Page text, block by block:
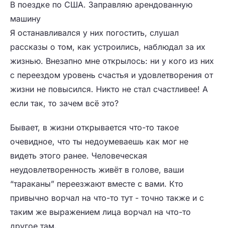
В поездке по США. Заправляю арендованную
машину
Я останавливался у них погостить, слушал
рассказы о том, как устроились, наблюдал за их
жизнью. Внезапно мне открылось: ни у кого из них
с переездом уровень счастья и удовлетворения от
жизни не повысился. Никто не стал счастливее! А
если так, то зачем всё это?
Бывает, в жизни открывается что-то такое
очевидное, что ты недоумеваешь как мог не
видеть этого ранее. Человеческая
неудовлетворенность живёт в голове, ваши
“тараканы” переезжают вместе с вами. Кто
привычно ворчал на что-то тут - точно также и с
таким же выражением лица ворчал на что-то
другое там.